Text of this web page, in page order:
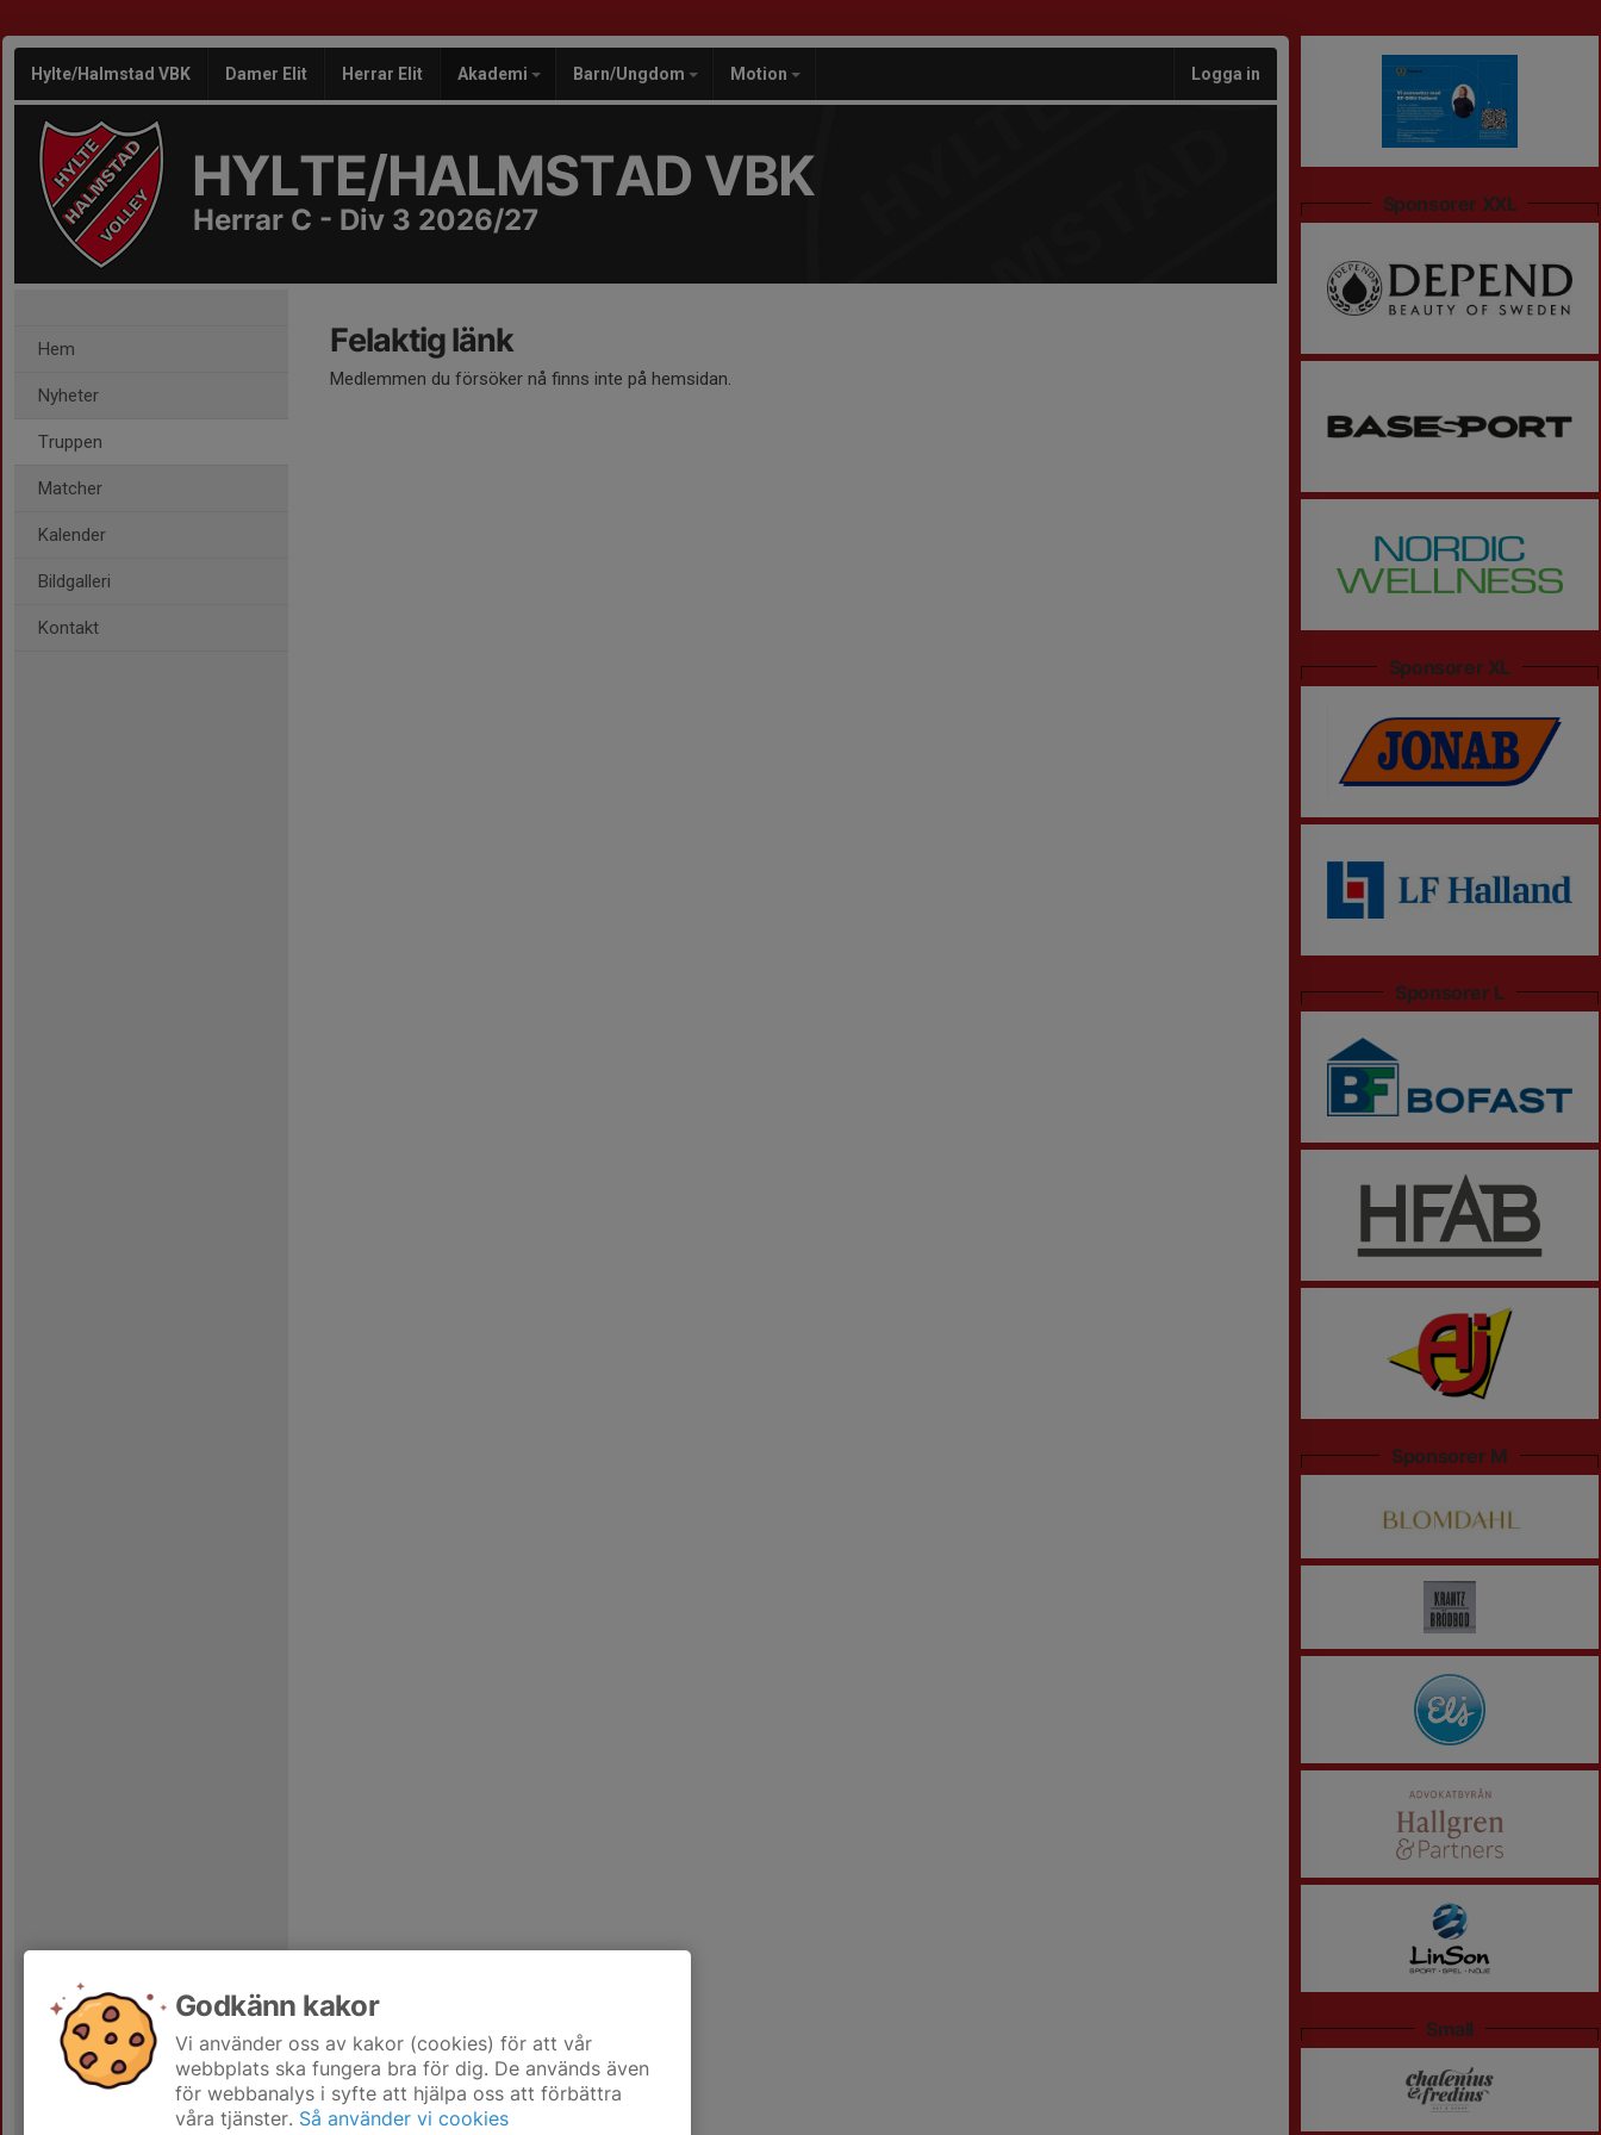
Hylte/Halmstad VBK Damer Elit Herrar Elit Akademi Barn/Ungdom Motion Logga in
HYLTE/HALMSTAD VBK
Herrar C - Div 3 2026/27
Hem
Nyheter
Truppen
Matcher
Kalender
Bildgalleri
Kontakt
Felaktig länk
Medlemmen du försöker nå finns inte på hemsidan.
Sponsorer XXL
Sponsorer XL
Sponsorer L
Sponsorer M
Small
Godkänn kakor
Vi använder oss av kakor (cookies) för att vår
webbplats ska fungera bra för dig. De används även
för webbanalys i syfte att hjälpa oss att förbättra
våra tjänster. Så använder vi cookies